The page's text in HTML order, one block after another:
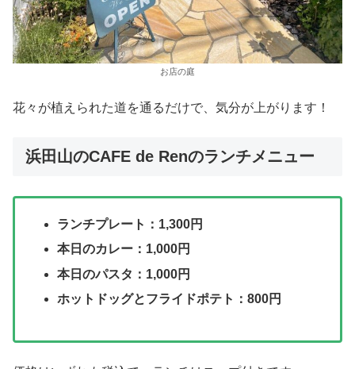
お店の庭
花々が植えられた道を通るだけで、気分が上がります！
浜田山のCAFE de Renのランチメニュー
ランチプレート：1,300円
本日のカレー：1,000円
本日のパスタ：1,000円
ホットドッグとフライドポテト：800円